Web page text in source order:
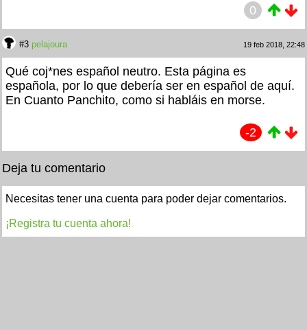
0
#3 pelajoura 19 feb 2018, 22:48
Qué coj*nes español neutro. Esta página es
española, por lo que debería ser en español de aquí.
En Cuanto Panchito, como si habláis en morse.
-2
Deja tu comentario
Necesitas tener una cuenta para poder dejar comentarios.
¡Registra tu cuenta ahora!